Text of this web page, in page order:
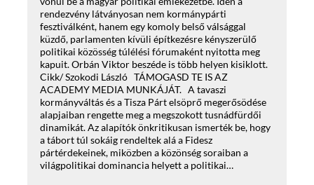
rendezvény látványosan nem kormánypárti
fesztiválként, hanem egy komoly belső válsággal
küzdő, parlamenten kívüli építkezésre kényszerülő
politikai közösség túlélési fórumaként nyitotta meg
kapuit. Orbán Viktor beszéde is több helyen kisiklott.
Cikk/ Szokodi László TÁMOGASD TE IS AZ
ACADEMY MEDIA MUNKÁJÁT. A tavaszi
kormányváltás és a Tisza Párt elsöprő megerősödése
alapjaiban rengette meg a megszokott tusnádfürdői
dinamikát. Az alapítók önkritikusan ismerték be, hogy
a tábort túl sokáig rendeltek alá a Fidesz
pártérdekeinek, miközben a közönség soraiban a
világpolitikai dominancia helyett a politikai…